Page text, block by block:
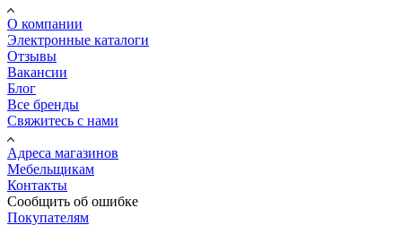
О компании
Электронные каталоги
Отзывы
Вакансии
Блог
Все бренды
Свяжитесь с нами
Адреса магазинов
Мебельщикам
Контакты
Сообщить об ошибке
Покупателям